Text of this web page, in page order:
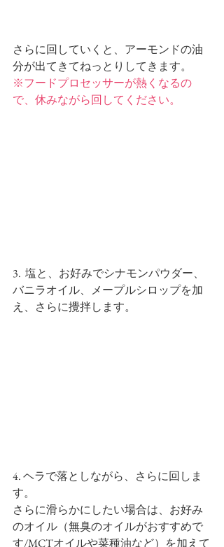
さらに回していくと、アーモンドの油
分が出てきてねっとりしてきます。
※フードプロセッサーが熱くなるの
で、休みながら回してください。
3.  塩と、お好みでシナモンパウダー、
バニラオイル、メープルシロップを加
え、さらに攪拌します。
4. ヘラで落としながら、さらに回しま
す。
さらに滑らかにしたい場合は、お好み
のオイル（無臭のオイルがおすすめで
す/MCTオイルや菜種油など）を加えて